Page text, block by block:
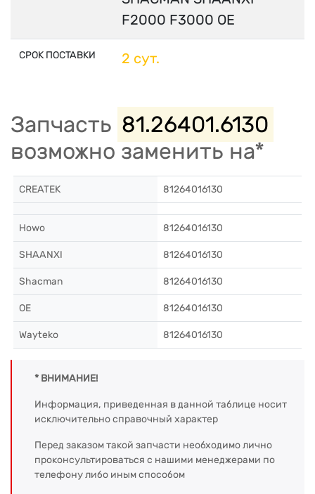
F2000 F3000 OE
СРОК ПОСТАВКИ 2 сут.
Запчасть 81.26401.6130
возможно заменить на*
CREATEK 81264016130
Howo 81264016130
SHAANXI 81264016130
Shacman 81264016130
OE 81264016130
Wayteko 81264016130
* ВНИМАНИЕ!
Информация, приведенная в данной таблице носит
исключительно справочный характер
Перед заказом такой запчасти необходимо лично
проконсультироваться с нашими менеджерами по
телефону либо иным способом